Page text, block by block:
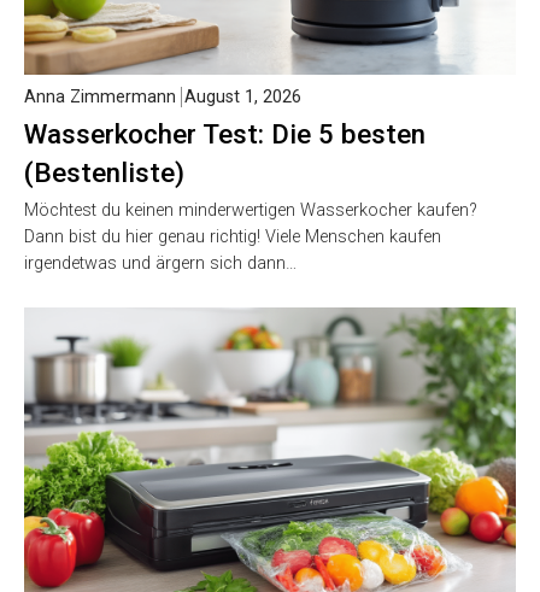
Wasserkocher Test: Die 5 besten
(Bestenliste)
Anna Zimmermann August 1, 2026
Möchtest du keinen minderwertigen Wasserkocher kaufen?
Dann bist du hier genau richtig! Viele Menschen kaufen
irgendetwas und ärgern sich dann…